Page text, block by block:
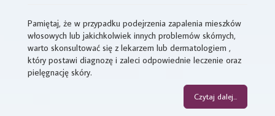
Pamiętaj, że w przypadku podejrzenia zapalenia mieszków
włosowych lub jakichkolwiek innych problemów skórnych,
warto skonsultować się z lekarzem lub dermatologiem ,
który postawi diagnozę i zaleci odpowiednie leczenie oraz
pielęgnację skóry.
Czytaj dalej...